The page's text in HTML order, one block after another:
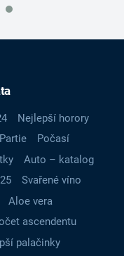
Nejlepší horory
Partie
Počasí
Auto – katalog
Svařené víno
Aloe vera
ascendentu
palačinky